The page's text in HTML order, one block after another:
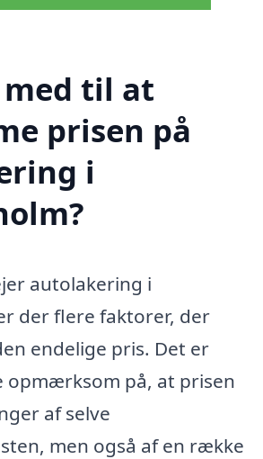
til at
prisen på
i
autolakering i
der flere faktorer, der
endelige pris. Det er
på, at prisen
af selve
men også af en række